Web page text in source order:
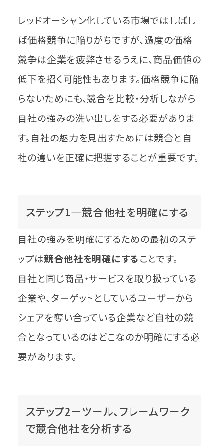
レッドオーシャン化している市場ではしばし
ば価格競争に陥りがちですが、過度の価格
競争は企業を疲弊させるうえに、商品価値の
低下を招く可能性もあります。価格競争に陥
らないためにも、競合を比較・分析しながら
自社の強みの洗い出しをする必要がありま
す。自社の魅力を見出すためには競合と自
社の違いを正確に把握することが重要です。
ステップ1―競合他社を明確にする
自社の強みを明確にするための最初のステ
ップは競合他社を明確にすることです。
自社と同じ商品・サービスを取り扱っている
企業や、ターゲットとしているユーザーから
シェアを奪い合っている企業など自社の競
合となっているのはどこなのか明確にする必
要があります。
ステップ2－ツール、フレームワーク
で競合他社を分析する